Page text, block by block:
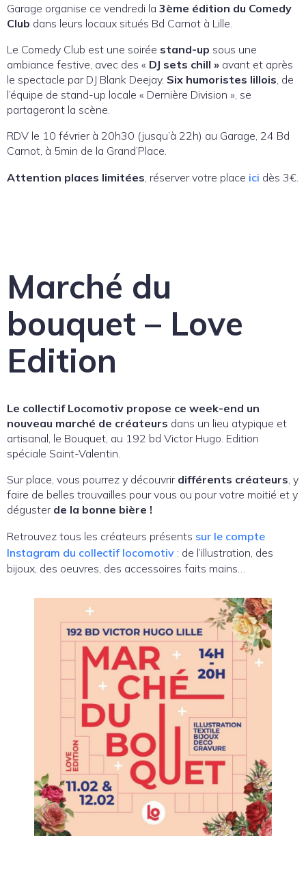
Garage organise ce vendredi la 3ème édition du Comedy
Club dans leurs locaux situés Bd Carnot à Lille.
Le Comedy Club est une soirée stand-up sous une
ambiance festive, avec des « DJ sets chill » avant et après
le spectacle par DJ Blank Deejay. Six humoristes lillois , de
l’équipe de stand-up locale « Dernière Division », se
partageront la scène.
RDV le 10 février à 20h30 (jusqu’à 22h) au Garage, 24 Bd
Carnot, à 5min de la Grand’Place.
Attention places limitées , réserver votre place ici dès 3€.
Marché du
bouquet – Love
Edition
Le collectif Locomotiv propose ce week-end un
nouveau marché de créateurs dans un lieu atypique et
artisanal, le Bouquet, au 192 bd Victor Hugo. Edition
spéciale Saint-Valentin.
Sur place, vous pourrez y découvrir différents créateurs , y
faire de belles trouvailles pour vous ou pour votre moitié et y
déguster de la bonne bière !
Retrouvez tous les créateurs présents sur le compte
Instagram du collectif locomotiv : de l’illustration, des
bijoux, des oeuvres, des accessoires faits mains…